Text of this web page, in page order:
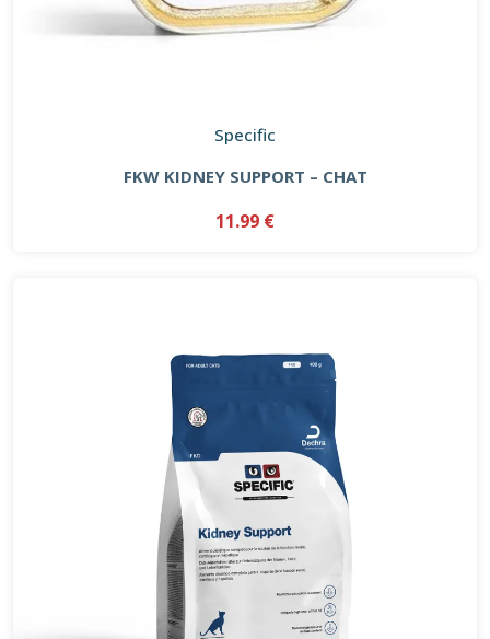
Specific
FKW KIDNEY SUPPORT – CHAT
11.99 €